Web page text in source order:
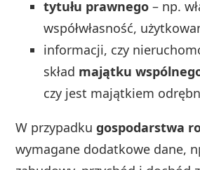
tytułu prawnego – np.
współwłasność,
informacji, czy
skład majątku
czy jest majątkiem
W przypadkugospodarstwa
wymagane dodatkowe dane,